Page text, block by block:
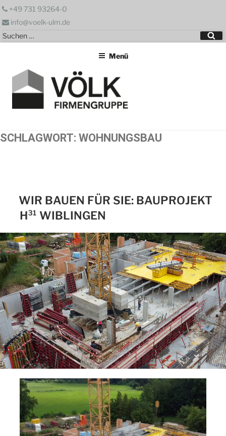
Zum
springen
+49 731 93264-0
info@voelk-ulm.de
Suchen
nach:
Menü
SCHLAGWORT: WOHNUNGSBAU
WIR BAUEN FÜR SIE: BAUPROJEKT
H³¹ WIBLINGEN